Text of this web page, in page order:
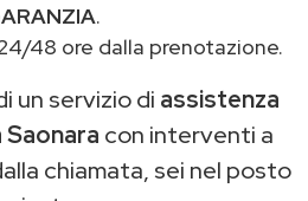
.
48 ore dalla prenotazione.
un servizio di assistenza
con interventi a
chiamata, sei nel posto